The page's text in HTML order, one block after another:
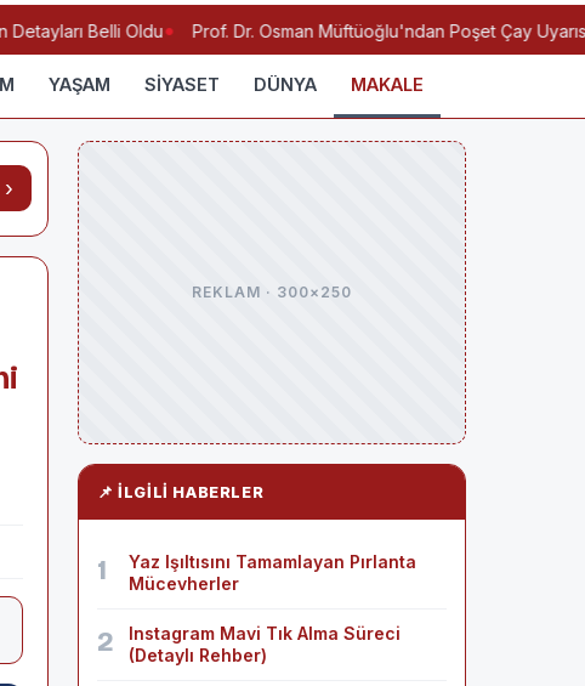
Belli Oldu Prof. Dr. Osman Müftüoğlu'ndan Poşet Çay
YAŞAM SİYASET DÜNYA MAKALE
›
REKLAM · 300×250
📌 İLGILI HABERLER
1
Yaz Işıltısını Tamamlayan Pırlanta
Mücevherler
2
Instagram Mavi Tık Alma Süreci
(Detaylı Rehber)